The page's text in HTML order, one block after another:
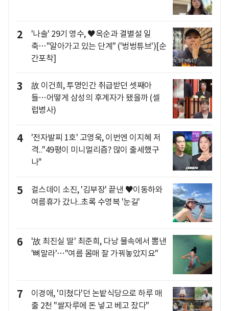
2
'나솔' 29기 영수, ♥옥순과 결별설 일
축…"알아가고 있는 단계" ('벙벙튜브')[순
간포착]
3
故 이건희, 투명인간 취급받던 셋째아
들…어떻게 삼성의 후계자가 됐을까 (셀
럽병사)
4
'전자발찌 1호' 고영욱, 이번엔 이지혜 저
격.."49평이 미니멀리즘? 많이 출세했구
나"
5
걸스데이 소진, '김부장' 끝낸 ♥이동하와
여름휴가 갔나..초록 수영복 '눈길'
6
'故 최진실 딸' 최준희, 다낭 물속에서 뽐낸
'뼈말라'…"여름 몸매 잘 가꿔놓았지요"
7
이경애, '미쳤다'던 논밭식당으로 하루 매
출 2천 "쌀자루에 돈 넣고 베고 잤다"